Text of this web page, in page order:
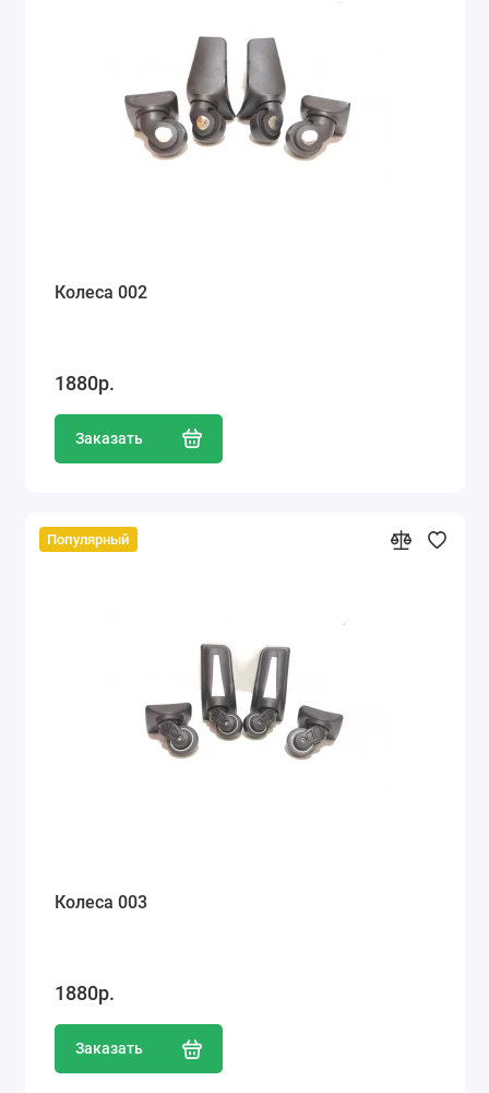
Колеса 002
1880р.
Заказать
Популярный
Колеса 003
1880р.
Заказать